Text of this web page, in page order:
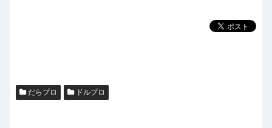
だらプロ ドルプロ